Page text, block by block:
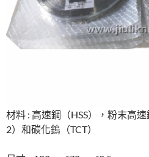
材料 : 高速鋼（HSS），粉末高
2）和碳化鎢（TCT）